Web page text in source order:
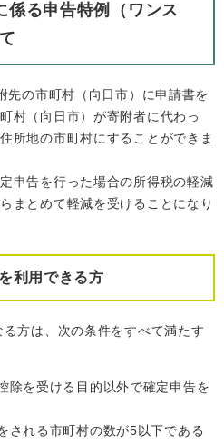
係る申告特例（ワンス
先の市町村（向日市）に申請書を
村（向日市）が寄附者に代わっ
所地の市町村にすることができま
申告を行った場合の所得税の軽減
まとめて軽減を受けることになり
利用できる方
方は、次の条件をすべて満たす
除を受ける目的以外で確定申告を
される市町村の数が5以下である